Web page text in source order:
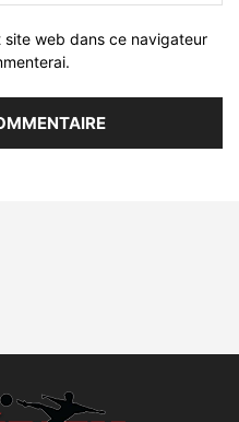
site web dans ce navigateur